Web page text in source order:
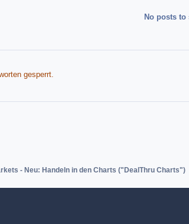
No posts to
gesperrt.
- Neu: Handeln in den Charts ("DealThru Charts")